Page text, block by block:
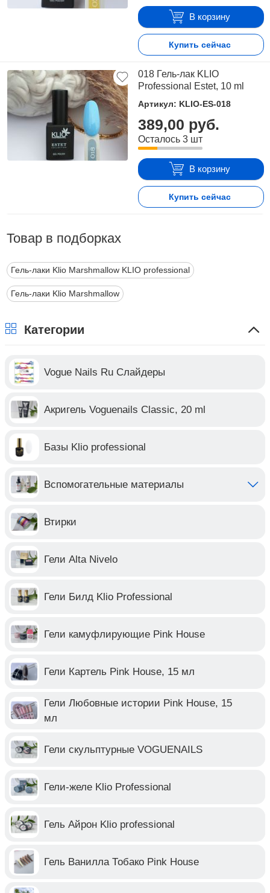
В корзину
Купить сейчас
018 Гель-лак KLIO
Professional Estet, 10 ml
Артикул: KLIO-ES-018
389,00 руб.
Осталось 3 шт
В корзину
Купить сейчас
Товар в подборках
Гель-лаки Klio Marshmallow KLIO professional
Гель-лаки Klio Marshmallow
Категории
Vogue Nails Ru Слайдеры
Акригель Voguenails Classic, 20 ml
Базы Klio professional
Вспомогательные материалы
Втирки
Гели Alta Nivelo
Гели Билд Klio Professional
Гели камуфлирующие Pink House
Гели Картель Pink House, 15 мл
Гели Любовные истории Pink House, 15
мл
Гели скульптурные VOGUENAILS
Гели-желе Klio Professional
Гель Айрон Klio professional
Гель Ванилла Тобако Pink House